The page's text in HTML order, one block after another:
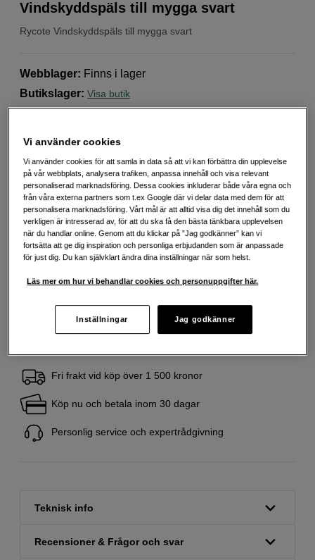
Rycote Vindskyddspäls till mygga svart
Vindskyddspäls till mygga svart
Webblager: Finns i lager
Butikslager: Visa butik
Bibehåller god ljudkvalitet
Mer information
329 SEK
Handla tryggt med delbetalning eller faktura Info
Antal
Lägg i kundvagn
Fri frakt vid köp över 1 500 kronor
Köp nu och betala inom 30 dagar
Personlig service och expertrådgivning
Teknisk info
Recensioner & Frågor och svar
Vi använder cookies
Vi använder cookies för att samla in data så att vi kan förbättra din upplevelse
på vår webbplats, analysera trafiken, anpassa innehåll och visa relevant
personaliserad marknadsföring. Dessa cookies inkluderar både våra egna och
från våra externa partners som t.ex Google där vi delar data med dem för att
personalisera marknadsföring. Vårt mål är att alltid visa dig det innehåll som du
verkligen är intresserad av, för att du ska få den bästa tänkbara upplevelsen
när du handlar online. Genom att du klickar på ”Jag godkänner” kan vi
fortsätta att ge dig inspiration och personliga erbjudanden som är anpassade
för just dig. Du kan självklart ändra dina inställningar när som helst.
Läs mer om hur vi behandlar cookies och personuppgifter här.
Inställningar Jag godkänner